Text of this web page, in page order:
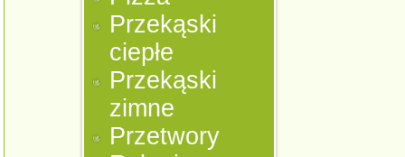
Przekąski
ciepłe
Przekąski
zimne
Przetwory